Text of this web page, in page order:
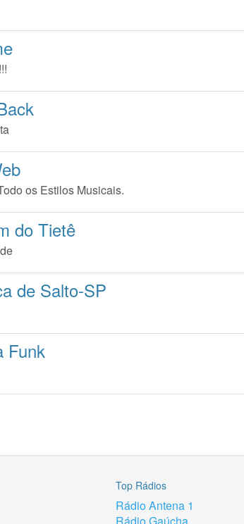
os Estilos Musicais.
do Tietê
de Salto-SP
Funk
Top Rádios
Rádio Antena 1